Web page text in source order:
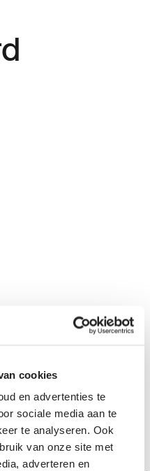
cookies
en advertenties te
sociale media aan te
te analyseren. Ook
van onze site met
adverteren en